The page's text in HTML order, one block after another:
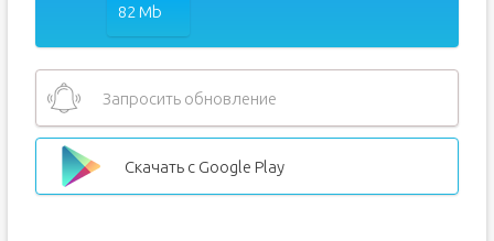
82 Mb
Запросить обновление
Скачать с Google Play